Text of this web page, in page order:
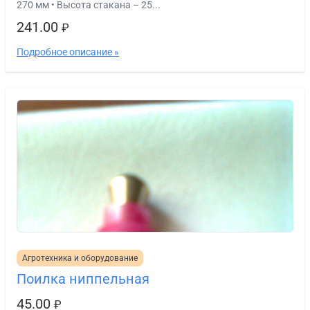
270 мм • Высота стакана – 25...
241.00 ₽
Подробное описание »
Агротехника и оборудование
Поилка ниппельная
45.00 ₽